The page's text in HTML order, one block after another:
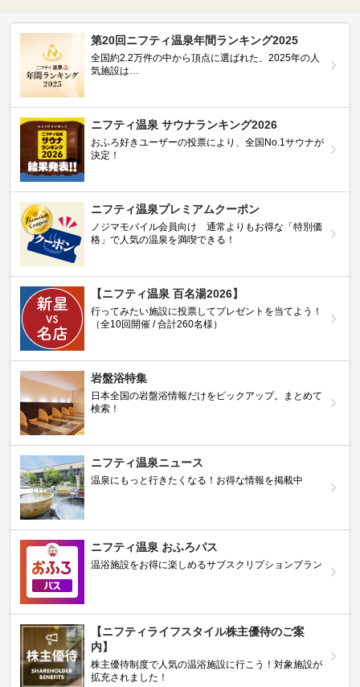
第20回ニフティ温泉年間ランキング2025
全国約2.2万件の中から頂点に選ばれた、2025年の人
気施設は…
ニフティ温泉 サウナランキング2026
おふろ好きユーザーの投票により、全国No.1サウナが
決定！
ニフティ温泉プレミアムクーポン
ノジマモバイル会員向け 通常よりもお得な「特別価
格」で人気の温泉を満喫できる！
【ニフティ温泉 百名湯2026】
行ってみたい施設に投票してプレゼントを当てよう！
（全10回開催 / 合計260名様）
岩盤浴特集
日本全国の岩盤浴情報だけをピックアップ。まとめて
検索！
ニフティ温泉ニュース
温泉にもっと行きたくなる！お得な情報を掲載中
ニフティ温泉 おふろパス
温浴施設をお得に楽しめるサブスクリプションプラン
【ニフティライフスタイル株主優待のご案
内】
株主優待制度で人気の温浴施設に行こう！対象施設が
拡充されました！